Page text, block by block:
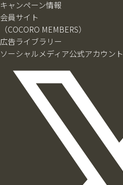
キャンペーン情報
会員サイト
（COCORO MEMBERS）
広告ライブラリー
ソーシャルメディア公式アカウント